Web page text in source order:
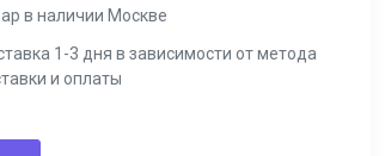
в наличии Москве
1-3 дня в зависимости от метода
и оплаты